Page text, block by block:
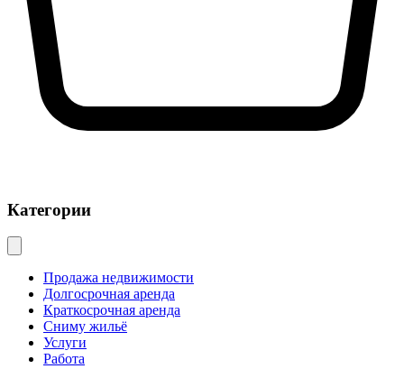
Категории
Продажа недвижимости
Долгосрочная аренда
Краткосрочная аренда
Сниму жильё
Услуги
Работа